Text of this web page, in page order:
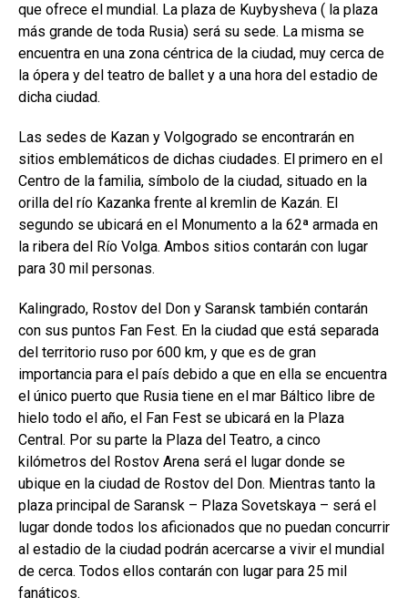
que ofrece el mundial. La plaza de Kuybysheva ( la plaza
más grande de toda Rusia) será su sede. La misma se
encuentra en una zona céntrica de la ciudad, muy cerca de
la ópera y del teatro de ballet y a una hora del estadio de
dicha ciudad.
Las sedes de Kazan y Volgogrado se encontrarán en
sitios emblemáticos de dichas ciudades. El primero en el
Centro de la familia, símbolo de la ciudad, situado en la
orilla del río Kazanka frente al kremlin de Kazán. El
segundo se ubicará en el Monumento a la 62ª armada en
la ribera del Río Volga. Ambos sitios contarán con lugar
para 30 mil personas.
Kalingrado, Rostov del Don y Saransk también contarán
con sus puntos Fan Fest. En la ciudad que está separada
del territorio ruso por 600 km, y que es de gran
importancia para el país debido a que en ella se encuentra
el único puerto que Rusia tiene en el mar Báltico libre de
hielo todo el año, el Fan Fest se ubicará en la Plaza
Central. Por su parte la Plaza del Teatro, a cinco
kilómetros del Rostov Arena será el lugar donde se
ubique en la ciudad de Rostov del Don. Mientras tanto la
plaza principal de Saransk – Plaza Sovetskaya – será el
lugar donde todos los aficionados que no puedan concurrir
al estadio de la ciudad podrán acercarse a vivir el mundial
de cerca. Todos ellos contarán con lugar para 25 mil
fanáticos.